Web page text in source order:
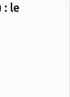
: le